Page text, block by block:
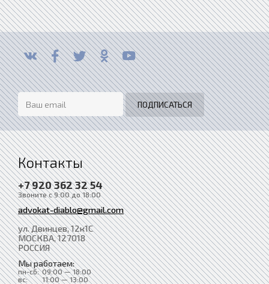
Контакты
+7 920 362 32 54
Звоните с 9:00 до 18:00
advokat-diablo@gmail.com
ул. Двинцев, 12к1С
МОСКВА, 127018
РОССИЯ
Мы работаем:
пн-сб: 09:00 — 18:00
вс:
11:00 — 13:00